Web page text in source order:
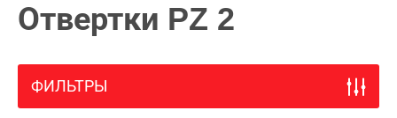
Отвертки PZ 2
ФИЛЬТРЫ